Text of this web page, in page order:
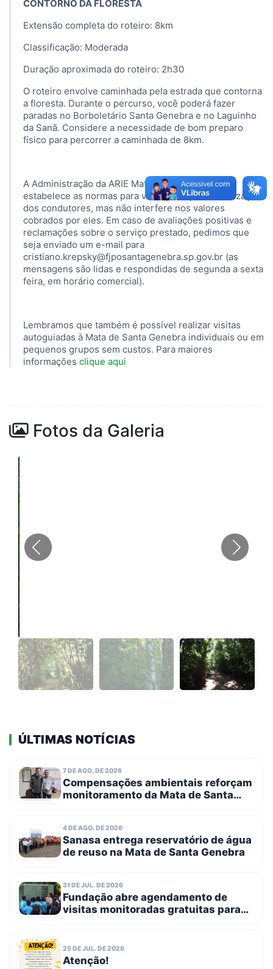
CONTORNO DA FLORESTA
Extensão completa do roteiro: 8km
Classificação: Moderada
Duração aproximada do roteiro: 2h30
O roteiro envolve caminhada pela estrada que contorna
a floresta. Durante o percurso, você poderá fazer
paradas no Borboletário Santa Genebra e no Laguinho
da Sanã. Considere a necessidade de bom preparo
físico para percorrer a caminhada de 8km.
A Administração da ARIE Mata de Santa Genebra
estabelece as normas para visitação e para autorização
dos condutores, mas não interfere nos valores
cobrados por eles. Em caso de avaliações positivas e
reclamações sobre o serviço prestado, pedimos que
seja enviado um e-mail para
cristiano.krepsky@fjposantagenebra.sp.gov.br (as
mensagens são lidas e respondidas de segunda a sexta
feira, em horário comercial).
Lembramos que também é possível realizar visitas
autoguiadas à Mata de Santa Genebra individuais ou em
pequenos grupos sem custos. Para maiores
informações clique aqui
Fotos da Galeria
ÚLTIMAS NOTÍCIAS
7 DE AGO. DE 2026
Compensações ambientais reforçam
monitoramento da Mata de Santa
4 DE AGO. DE 2026
Sanasa entrega reservatório de água
de reuso na Mata de Santa Genebra
31 DE JUL. DE 2026
Fundação abre agendamento de
visitas monitoradas gratuitas para
25 DE JUL. DE 2026
Atenção!